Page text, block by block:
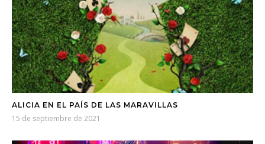
ALICIA EN EL PAÍS DE LAS MARAVILLAS
15 de septiembre de 2021